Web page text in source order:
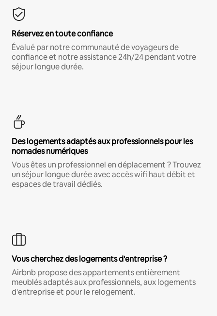
Réservez en toute confiance
Évalué par notre communauté de voyageurs de
confiance et notre assistance 24h/24 pendant votre
séjour longue durée.
Des logements adaptés aux professionnels pour les
nomades numériques
Vous êtes un professionnel en déplacement ? Trouvez
un séjour longue durée avec accès wifi haut débit et
espaces de travail dédiés.
Vous cherchez des logements d'entreprise ?
Airbnb propose des appartements entièrement
meublés adaptés aux professionnels, aux logements
d'entreprise et pour le relogement.